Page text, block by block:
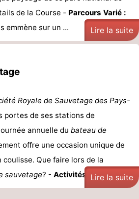
de la Course - Parcours Varié :
emmène sur un ... Lire la suite
Royale de Sauvetage des Pays-
portes de ses stations de
annuelle du bateau de
offre une occasion unique de
Que faire lors de la
sauvetage? - Activités ...Lire la suite